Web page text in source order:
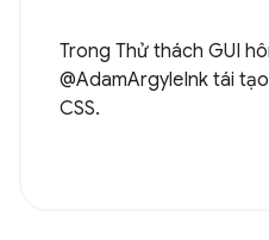
Trong Thử thách GUI
@AdamArgyleInk tái
CSS.